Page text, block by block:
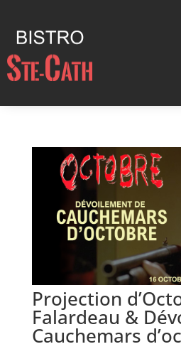
Projection
Falardeau &
Cauchemars